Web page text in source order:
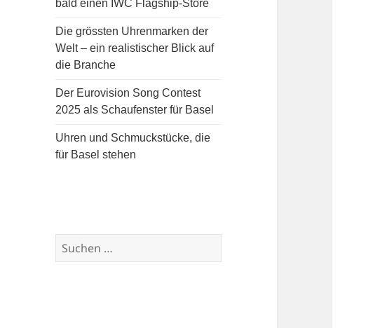
bald einen IWC Flagship-Store
Die grössten Uhrenmarken der
Welt – ein realistischer Blick auf
die Branche
Der Eurovision Song Contest
2025 als Schaufenster für Basel
Uhren und Schmuckstücke, die
für Basel stehen